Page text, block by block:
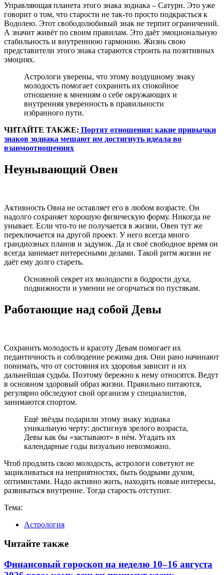
Управляющая планета этого знака зодиака – Сатурн. Это уже
говорит о том, что старости не так-то просто подкрасться к
Водолею. Этот свободолюбивый знак не терпит ограничений.
А значит живёт по своим правилам. Это даёт эмоциональную
стабильность и внутреннюю гармонию. Жизнь свою
представители этого знака стараются строить на позитивных
эмоциях.
Астрологи уверены, что этому воздушному знаку
молодость помогает сохранить их спокойное
отношение к мнениям о себе окружающих и
внутренняя уверенность в правильности
избранного пути.
ЧИТАЙТЕ ТАКЖЕ: Портят отношения: какие привычки
знаков зодиака мешают им достигнуть идеала во
взаимоотношениях
Неунывающий Овен
Активность Овна не оставляет его в любом возрасте. Он
надолго сохраняет хорошую физическую форму. Никогда не
унывает. Если что-то не получается в жизни, Овен тут же
переключается на другой проект. У него всегда много
грандиозных планов и задумок. Да и своё свободное время он
всегда занимает интересными делами. Такой ритм жизни не
даёт ему долго стареть.
Основной секрет их молодости в бодрости духа,
подвижности и умении не огорчаться по пустякам.
Работающие над собой Девы
Сохранить молодость и красоту Девам помогает их
педантичность и соблюдение режима дня. Они рано начинают
понимать, что от состояния их здоровья зависит и их
дальнейшая судьба. Поэтому бережно к нему относятся. Ведут
в основном здоровый образ жизни. Правильно питаются,
регулярно обследуют свой организм у специалистов,
занимаются спортом.
Ещё звёзды подарили этому знаку зодиака
уникальную черту: достигнув зрелого возраста,
Девы как бы «застывают» в нём. Угадать их
календарные годы визуально невозможно.
Чтоб продлить свою молодость, астрологи советуют не
зацикливаться на неприятностях, быть бодрыми духом,
оптимистами. Надо активно жить, находить новые интересы,
развиваться внутренне. Тогда старость отступит.
Тема:
Астрология
Читайте также
Финансовый гороскоп на неделю 10–16 августа